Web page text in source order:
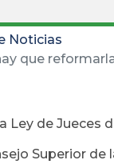
Noticias
que
Ley de Jueces
Superior de